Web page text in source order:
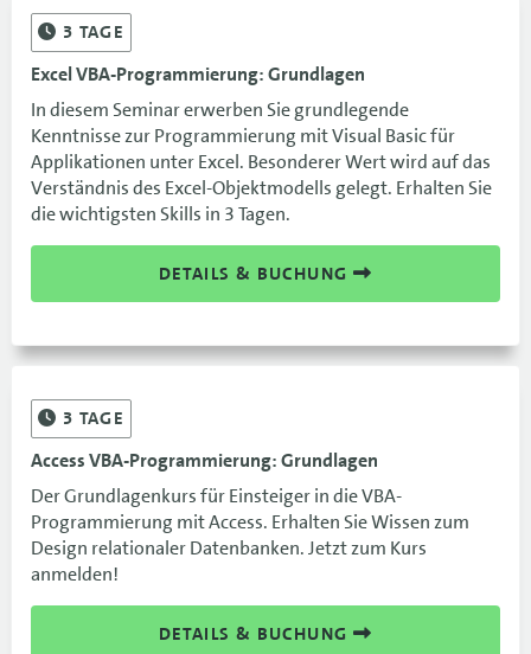
3 TAGE
Excel VBA-Programmierung: Grundlagen
In diesem Seminar erwerben Sie grundlegende
Kenntnisse zur Programmierung mit Visual Basic für
Applikationen unter Excel. Besonderer Wert wird auf das
Verständnis des Excel-Objektmodells gelegt. Erhalten Sie
die wichtigsten Skills in 3 Tagen.
DETAILS & BUCHUNG
3 TAGE
Access VBA-Programmierung: Grundlagen
Der Grundlagenkurs für Einsteiger in die VBA-
Programmierung mit Access. Erhalten Sie Wissen zum
Design relationaler Datenbanken. Jetzt zum Kurs
anmelden!
DETAILS & BUCHUNG